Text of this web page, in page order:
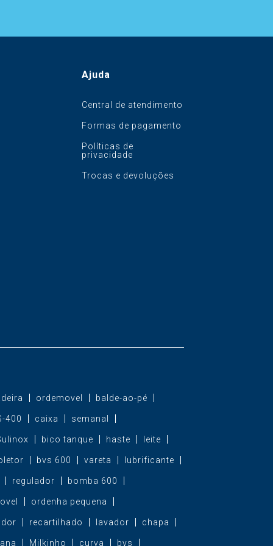
Ajuda
Central de atendimento
Formas de pagamento
Políticas de
privacidade
Trocas e devoluções
ordemovel balde-ao-pé
400 caixa semanal
bico tanque haste leite
bvs 600 vareta lubrificante
regulador bomba 600
ordenha pequena
recartilhado lavador chapa
Milkinho curva bvs